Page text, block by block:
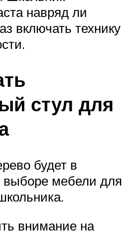
навряд ли
включать технику
стул для
будет в
выборе мебели для
внимание на